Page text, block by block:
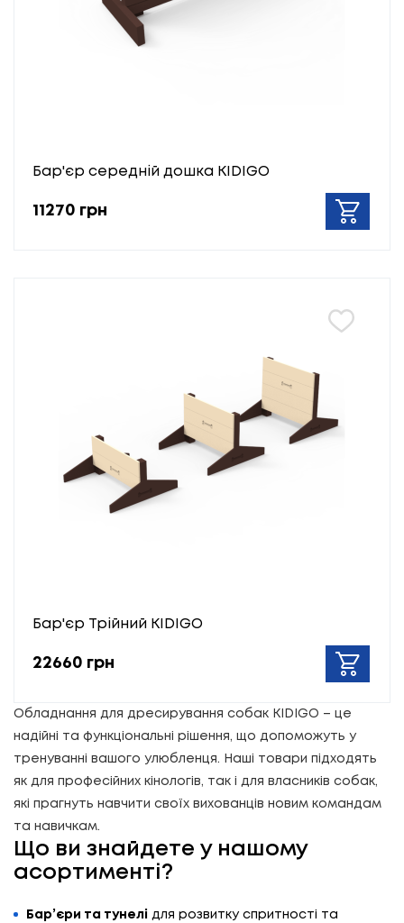
Бар'єр середній дошка KIDIGO
11270 грн
Бар'єр Трійний KIDIGO
22660 грн
Обладнання для дресирування собак KIDIGO – це
надійні та функціональні рішення, що допоможуть у
тренуванні вашого улюбленця. Наші товари підходять
як для професійних кінологів, так і для власників собак,
які прагнуть навчити своїх вихованців новим командам
та навичкам.
Що ви знайдете у нашому
асортименті?
Бар’єри та тунелі для розвитку спритності та